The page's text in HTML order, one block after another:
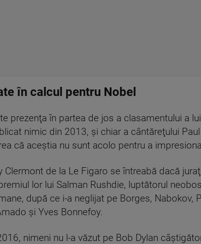
în calcul pentru Nobel
prezenţa în partea de jos a clasamentului a
nimic din 2013, şi chiar a cântăreţului
că aceştia nu sunt acolo pentru a
Clermont de la Le Figaro se întreabă dacă
lor lui Salman Rushdie, luptătorul
după ce i-a neglijat pe Borges, Nabokov,
şi Yves Bonnefoy.
nimeni nu l-a văzut pe Bob Dylan